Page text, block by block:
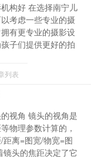
构好 在选择南宁儿
考虑一些专业的摄
有更专业的摄影设
子们提供更好的拍
列表
视角 镜头的视角是
物理参数计算的，
离=图宽/物宽=图
头的焦距决定了它